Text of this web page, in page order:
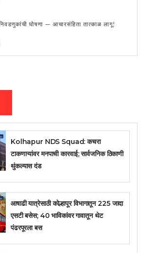
घोषणा — आचारसंहिता तात्काळ लागू!
Kolhapur NDS Squad: कचरा
टाकणाऱ्यांवर मनपाची कारवाई; सार्वजनिक ठिकाणी
थुंकल्यास दंड
आषाढी यात्रेसाठी कोल्हापूर विभागातून 225 जादा
एसटी बसेस; 40 भाविकांवर गावातून थेट
पंढरपूरला बस